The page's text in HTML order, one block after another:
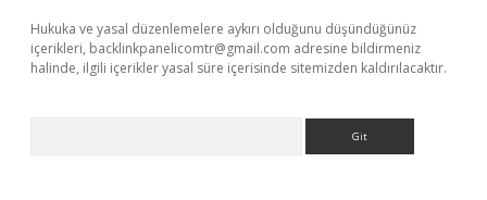
Hukuka ve yasal düzenlemelere aykırı olduğunu düşündüğünüz
içerikleri, backlinkpanelicomtr@gmail.com adresine bildirmeniz
halinde, ilgili içerikler yasal süre içerisinde sitemizden kaldırılacaktır.